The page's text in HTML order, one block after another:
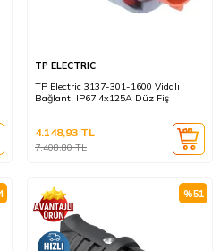
TP ELECTRIC
TP Electric 3137-301-1600 Vidalı
Bağlantı IP67 4x125A Düz Fiş
7.408,80TL
4.148,93 TL
%51